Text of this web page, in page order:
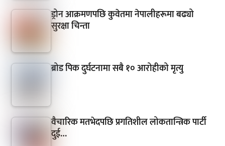
ड्रोन आक्रमणपछि कुवेतमा नेपालीहरूमा बढ्यो
सुरक्षा चिन्ता
ब्रोड पिक दुर्घटनामा सबै १० आरोहीको मृत्यु
वैचारिक मतभेदपछि प्रगतिशील लोकतान्त्रिक पार्टी
दुई…